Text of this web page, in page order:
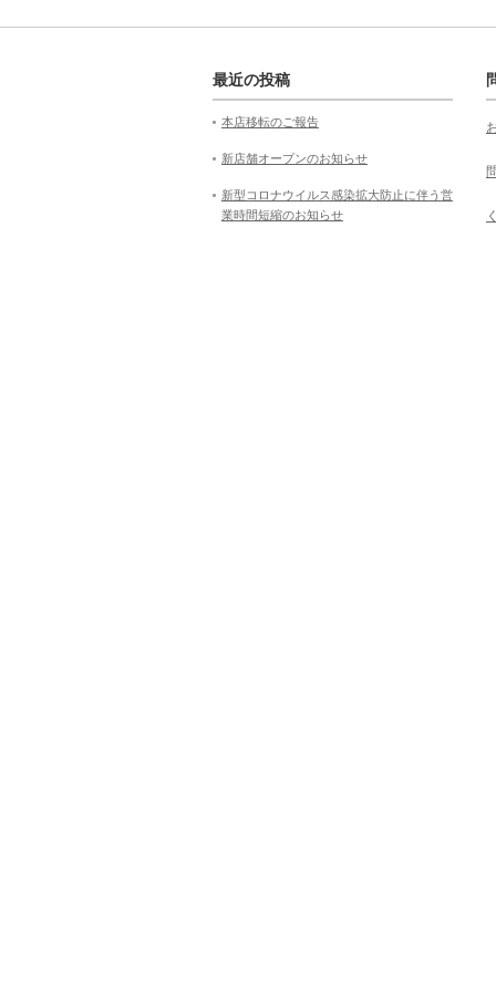
最近の投稿
本店移転のご報告
新店舗オープンのお知らせ
新型コロナウイルス感染拡大防止に伴う営
業時間短縮のお知らせ